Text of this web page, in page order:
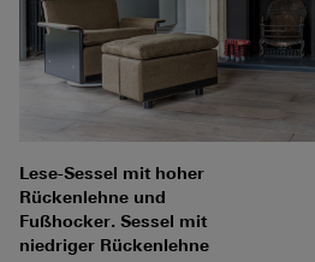
Lese-Sessel mit hoher
Rückenlehne und
Fußhocker. Sessel mit
niedriger Rückenlehne